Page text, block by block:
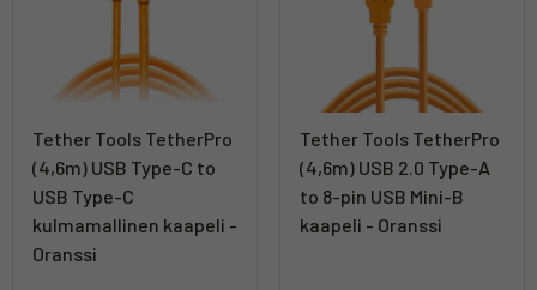
Tether Tools TetherPro
(4,6m) USB Type-C to
USB Type-C
kulmamallinen kaapeli -
Oranssi
Tether Tools TetherPro
(4,6m) USB 2.0 Type-A
to 8-pin USB Mini-B
kaapeli - Oranssi